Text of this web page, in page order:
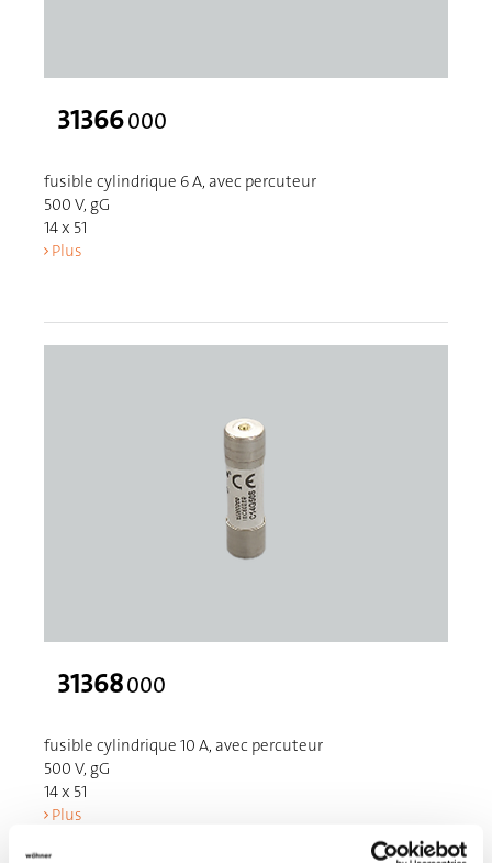
31366000
fusible cylindrique 6 A, avec percuteur
500 V, gG
14 x 51
Plus
31368000
fusible cylindrique 10 A, avec percuteur
500 V, gG
14 x 51
Plus